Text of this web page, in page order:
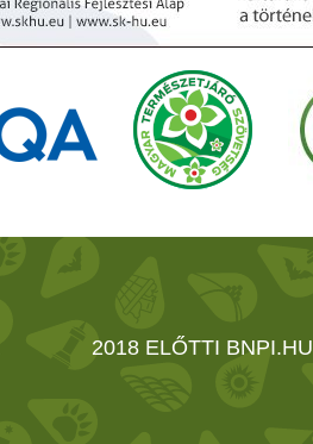
2018 ELŐTTI BNPI.HU